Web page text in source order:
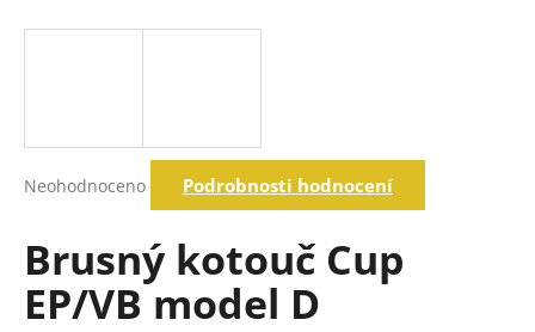
hodnocení
0,0
Neohodnoceno Podrobnosti hodnocení
Brusný kotouč Cup
EP/VB model D
a
?
Hledat